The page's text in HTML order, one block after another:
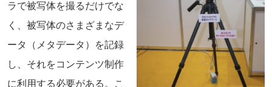
ラで被写体を撮るだけでな
く、被写体のさまざまなデ
ータ（メタデータ）を記録
し、それをコンテンツ制作
に利用する必要がある。こ